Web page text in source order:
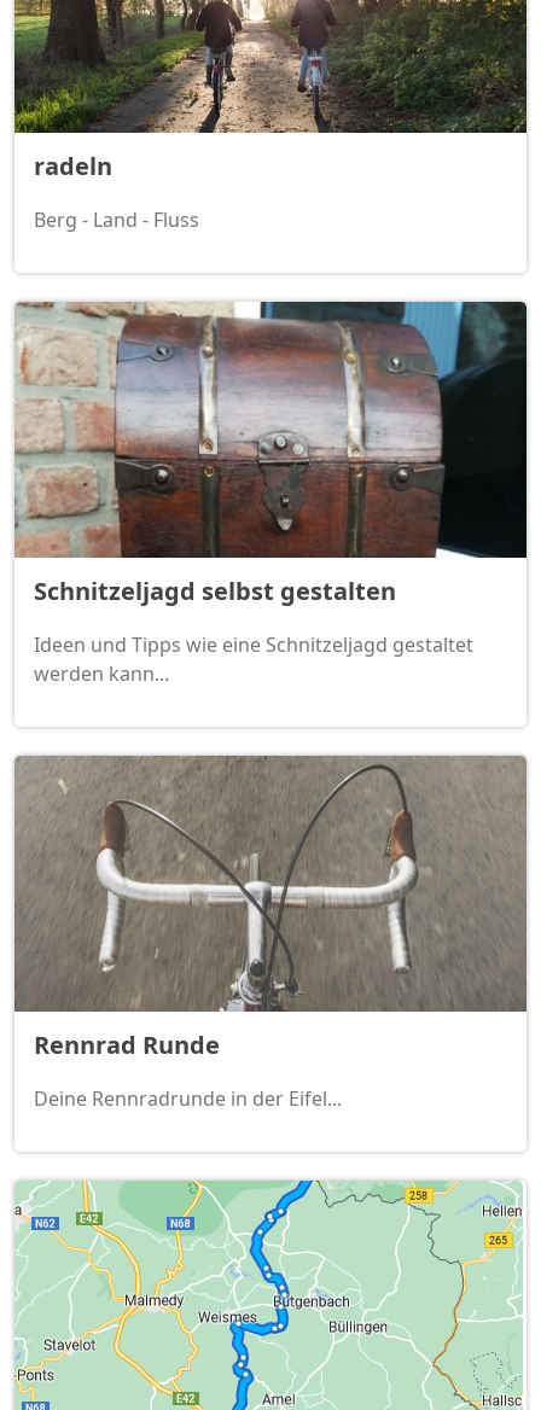
radeln
Berg - Land - Fluss
Schnitzeljagd selbst gestalten
Ideen und Tipps wie eine Schnitzeljagd gestaltet
werden kann...
Rennrad Runde
Deine Rennradrunde in der Eifel...